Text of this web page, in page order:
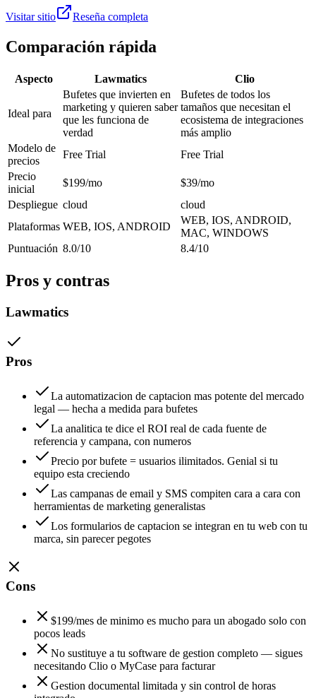
Visitar sitio Reseña completa
Comparación rápida
Aspecto Lawmatics Clio
Ideal para
Bufetes que invierten en
marketing y quieren saber
que les funciona de
verdad
Bufetes de todos los
tamaños que necesitan el
ecosistema de integraciones
más amplio
Modelo de
precios
Free Trial
Free Trial
Precio
inicial
$199/mo
$39/mo
Despliegue cloud
cloud
Plataformas WEB, IOS, ANDROID
WEB, IOS, ANDROID,
MAC, WINDOWS
Puntuación 8.0/10 8.4/10
Pros y contras
Lawmatics
Pros
La automatizacion de captacion mas potente del mercado
legal — hecha a medida para bufetes
La analitica te dice el ROI real de cada fuente de
referencia y campana, con numeros
Precio por bufete = usuarios ilimitados. Genial si tu
equipo esta creciendo
Las campanas de email y SMS compiten cara a cara con
herramientas de marketing generalistas
Los formularios de captacion se integran en tu web con tu
marca, sin parecer pegotes
Cons
$199/mes de minimo es mucho para un abogado solo con
pocos leads
No sustituye a tu software de gestion completo — sigues
necesitando Clio o MyCase para facturar
Gestion documental limitada y sin control de horas